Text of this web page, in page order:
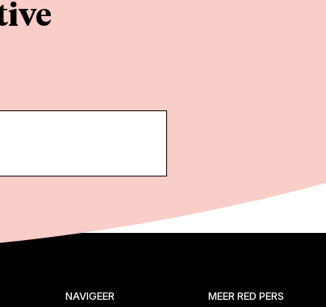
NAVIGEER
MEER RED PERS